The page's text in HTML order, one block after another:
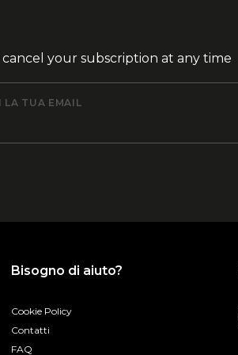
your subscription at any time
LA TUA EMAIL
Bisogno di aiuto?
Cookie Policy
Contatti
FAQ